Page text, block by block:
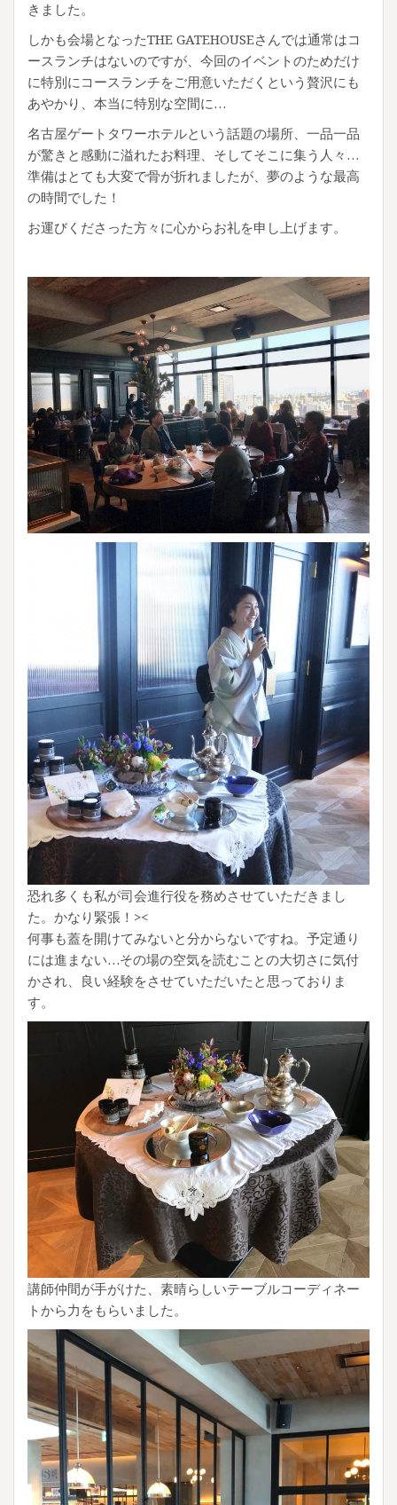
きました。
しかも会場となったTHE GATEHOUSEさんでは通常はコ
ースランチはないのですが、今回のイベントのためだけ
に特別にコースランチをご用意いただくという贅沢にも
あやかり、本当に特別な空間に…
名古屋ゲートタワーホテルという話題の場所、一品一品
が驚きと感動に溢れたお料理、そしてそこに集う人々…
準備はとても大変で骨が折れましたが、夢のような最高
の時間でした！
お運びくださった方々に心からお礼を申し上げます。
恐れ多くも私が司会進行役を務めさせていただきまし
た。かなり緊張！><
何事も蓋を開けてみないと分からないですね。予定通り
には進まない…その場の空気を読むことの大切さに気付
かされ、良い経験をさせていただいたと思っておりま
す。
講師仲間が手がけた、素晴らしいテーブルコーディネー
トから力をもらいました。